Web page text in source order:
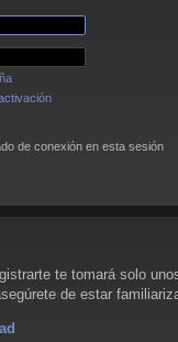
de conexión en esta sesión
te tomará solo
de estar